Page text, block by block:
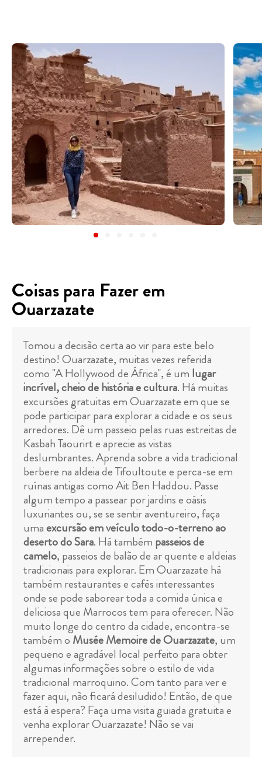
Coisas para Fazer em
Ouarzazate
Tomou a decisão certa ao vir para este belo
destino! Ouarzazate, muitas vezes referida
como "A Hollywood de África", é um lugar
incrível, cheio de história e cultura. Há muitas
excursões gratuitas em Ouarzazate em que se
pode participar para explorar a cidade e os seus
arredores. Dê um passeio pelas ruas estreitas de
Kasbah Taourirt e aprecie as vistas
deslumbrantes. Aprenda sobre a vida tradicional
berbere na aldeia de Tifoultoute e perca-se em
ruínas antigas como Ait Ben Haddou. Passe
algum tempo a passear por jardins e oásis
luxuriantes ou, se se sentir aventureiro, faça
umaexcursão em veículo todo-o-terreno ao
deserto do Sara. Há também passeios de
camelo, passeios de balão de ar quente e aldeias
tradicionais para explorar. Em Ouarzazate há
também restaurantes e cafés interessantes
onde se pode saborear toda a comida única e
deliciosa que Marrocos tem para oferecer. Não
muito longe do centro da cidade, encontra-se
também o Musée Memoire de Ouarzazate, um
pequeno e agradável local perfeito para obter
algumas informações sobre o estilo de vida
tradicional marroquino. Com tanto para ver e
fazer aqui, não ficará desiludido! Então, de que
está à espera? Faça uma visita guiada gratuita e
venha explorar Ouarzazate! Não se vai
arrepender.